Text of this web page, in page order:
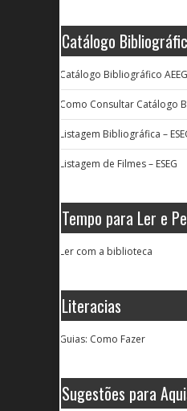
Catálogo
Catálogo Bibliográfico AEEG
Como Consultar Catálogo
Listagem Bibliográfica –
Listagem de Filmes – ESEG
Tempo para Ler e
Ler com a biblioteca
Literacias
Guias: Como Fazer
Sugestões para